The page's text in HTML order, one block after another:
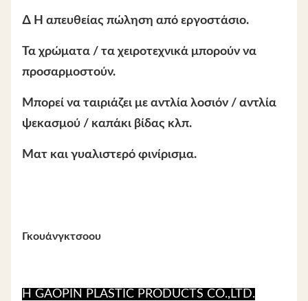
∆ Η απευθείας πώληση από εργοστάσιο.
Τα χρώματα / τα χειροτεχνικά μπορούν να
προσαρμοστούν.
Μπορεί να ταιριάζει με αντλία λοσιόν / αντλία
ψεκασμού / καπάκι βίδας κλπ.
Ματ και γυαλιστερό φινίρισμα.
Γκουάνγκτσοου
Η GAOPIN PLASTIC PRODUCTS CO.,LTD.